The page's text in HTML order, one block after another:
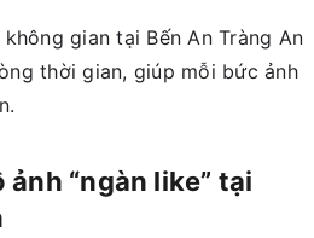
gian tại Bến An Tràng An
thời gian, giúp mỗi bức ảnh
“ngàn like” tại